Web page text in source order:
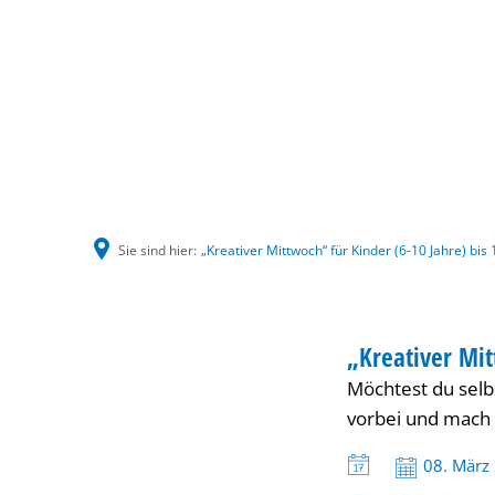
Sie sind hier: „Kreativer Mittwoch“ für Kinder (6-10 Jahre) bis
KATEGORIE:
„Kreativer
Möchtest du
vorbei und
Datum:
08. März